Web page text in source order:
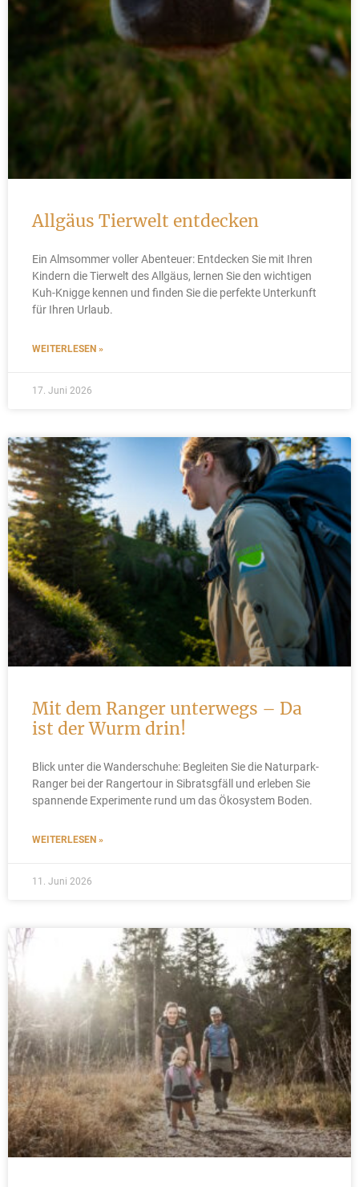
Allgäus Tierwelt entdecken
Ein Almsommer voller Abenteuer: Entdecken Sie mit Ihren
Kindern die Tierwelt des Allgäus, lernen Sie den wichtigen
Kuh-Knigge kennen und finden Sie die perfekte Unterkunft
für Ihren Urlaub.
WEITERLESEN »
17. Juni 2026
Mit dem Ranger unterwegs – Da
ist der Wurm drin!
Blick unter die Wanderschuhe: Begleiten Sie die Naturpark-
Ranger bei der Rangertour in Sibratsgfäll und erleben Sie
spannende Experimente rund um das Ökosystem Boden.
WEITERLESEN »
11. Juni 2026